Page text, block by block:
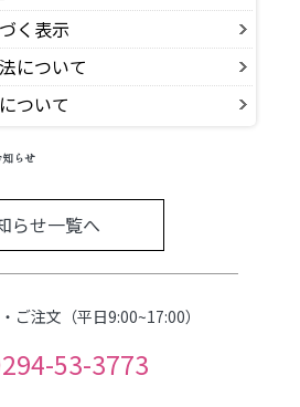
く表示
について
ついて
知らせ
らせ一覧へ
ご注文（平日9:00~17:00）
53-3773